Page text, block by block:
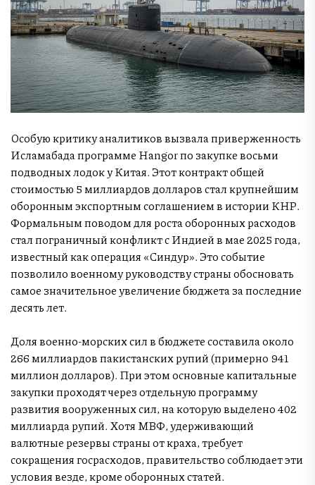
Особую критику аналитиков вызвала приверженность
Исламабада программе Hangor по закупке восьми
подводных лодок у Китая. Этот контракт общей
стоимостью 5 миллиардов долларов стал крупнейшим
оборонным экспортным соглашением в истории КНР.
Формальным поводом для роста оборонных расходов
стал пограничный конфликт с Индией в мае 2025 года,
известный как операция «Синдур». Это событие
позволило военному руководству страны обосновать
самое значительное увеличение бюджета за последние
десять лет.
Доля военно-морских сил в бюджете составила около
266 миллиардов пакистанских рупий (примерно 941
миллион долларов). При этом основные капитальные
закупки проходят через отдельную программу
развития вооруженных сил, на которую выделено 402
миллиарда рупий. Хотя МВФ, удерживающий
валютные резервы страны от краха, требует
сокращения госрасходов, правительство соблюдает эти
условия везде, кроме оборонных статей.